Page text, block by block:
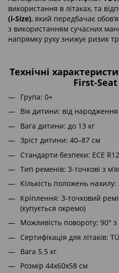
використання в літаках, та
(i-Size), який передбачає
з використанням сучасних
напрямку руху знижує ризик
Технічні
First-
Група: 0+
Вік дитини: від народження
Вага дитини: до 13 кг
Зріст дитини: 40–87 см
Стандарти безпеки: ECE
Тип ременів: 3-точкові з
Кількість положень нахилу:
Кріплення: 3-точковий
(купується окремо)
Можливість повороту: 90°
Сертифікація для літаків:
Вага 5.5 кг
Розмір 44х60х58 см